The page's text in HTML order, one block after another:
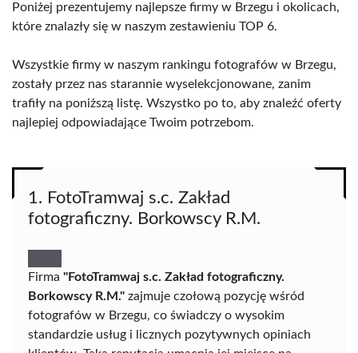
Poniżej prezentujemy najlepsze firmy w Brzegu i okolicach,
które znalazły się w naszym zestawieniu TOP 6.
Wszystkie firmy w naszym rankingu fotografów w Brzegu,
zostały przez nas starannie wyselekcjonowane, zanim
trafiły na poniższą listę. Wszystko po to, aby znaleźć oferty
najlepiej odpowiadające Twoim potrzebom.
1. FotoTramwaj s.c. Zakład
fotograficzny. Borkowscy R.M.
Firma "FotoTramwaj s.c. Zakład fotograficzny.
Borkowscy R.M." zajmuje czołową pozycję wśród
fotografów w Brzegu, co świadczy o wysokim
standardzie usług i licznych pozytywnych opiniach